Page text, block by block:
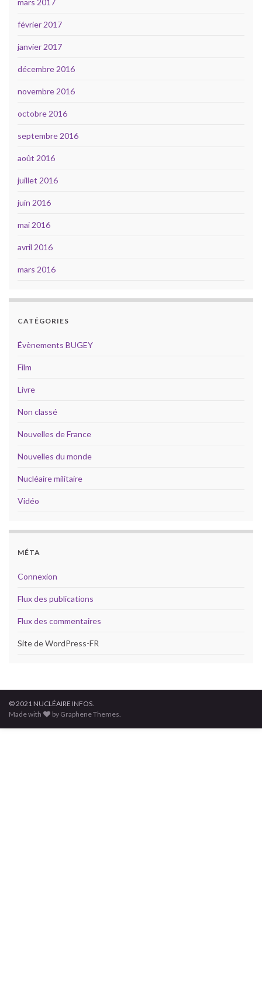
mars 2017
février 2017
janvier 2017
décembre 2016
novembre 2016
octobre 2016
septembre 2016
août 2016
juillet 2016
juin 2016
mai 2016
avril 2016
mars 2016
CATÉGORIES
Évènements BUGEY
Film
Livre
Non classé
Nouvelles de France
Nouvelles du monde
Nucléaire militaire
Vidéo
MÉTA
Connexion
Flux des publications
Flux des commentaires
Site de WordPress-FR
© 2021 NUCLÉAIRE INFOS.
Made with
by Graphene Themes.